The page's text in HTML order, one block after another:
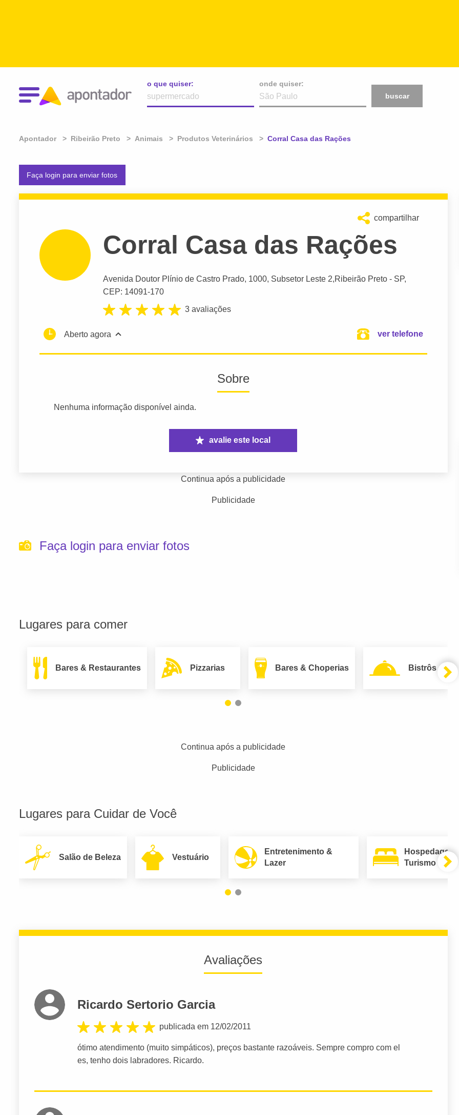
o que quiser:
onde quiser:
buscar
Apontador Ribeirão Preto Animais Produtos Veterinários Atual:
Corral Casa das Rações
Faça login para enviar fotos
compartilhar
Corral Casa das Rações
Avenida Doutor Plínio de Castro Prado, 1000, Subsetor Leste 2,Ribeirão Preto - SP,
CEP: 14091-170
3 avaliações
Aberto agora ver telefone
Sobre
Nenhuma informação disponível ainda.
avalie este local
Continua após a publicidade
Publicidade
Faça login para enviar fotos
Lugares para comer
Bares & Restaurantes Pizzarias Bares & Choperias Bistrôs
Continua após a publicidade
Publicidade
Lugares para Cuidar de Você
Salão de Beleza Vestuário
Entretenimento &
Lazer
Hospedagem
Turismo
Avaliações
Ricardo Sertorio Garcia
publicada em 12/02/2011
ótimo atendimento (muito simpáticos), preços bastante razoáveis. Sempre compro com el
es, tenho dois labradores. Ricardo.